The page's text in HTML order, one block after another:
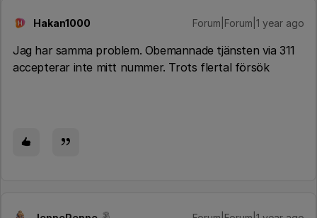
H Hakan1000 Forum|Forum|1 year ago
Jag har samma problem. Obemannade tjänsten via 311
accepterar inte mitt nummer. Trots flertal försök